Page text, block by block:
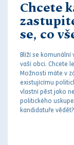
Chcete
se, co
Blíží se komunální
vaší obci. Chcete
Možnosti máte v
existujícímu
vlastní pěst jako
politického
kandidatuře vědět?